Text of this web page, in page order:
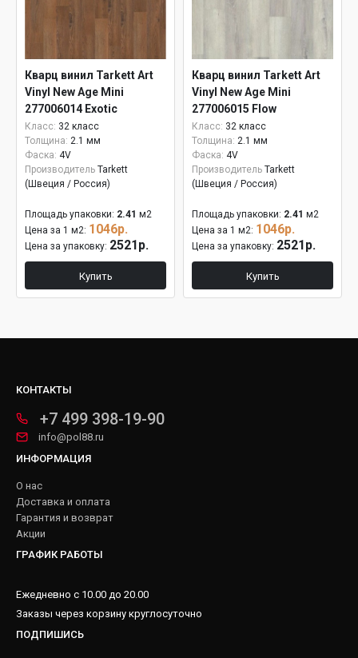
Кварц винил Tarkett Art
Vinyl New Age Mini
277006014 Exotic
Класс: 32 класс
Толщина: 2.1 мм
Фаска: 4V
Производитель Tarkett
(Швеция / Россия)
Площадь упаковки: 2.41 м2
Цена за 1 м2: 1046р.
Цена за упаковку: 2521р.
Купить
Кварц винил Tarkett Art
Vinyl New Age Mini
277006015 Flow
Класс: 32 класс
Толщина: 2.1 мм
Фаска: 4V
Производитель Tarkett
(Швеция / Россия)
Площадь упаковки: 2.41 м2
Цена за 1 м2: 1046р.
Цена за упаковку: 2521р.
Купить
КОНТАКТЫ
+7 499 398-19-90
info@pol88.ru
ИНФОРМАЦИЯ
О нас
Доставка и оплата
Гарантия и возврат
Акции
ГРАФИК РАБОТЫ
Ежедневно с 10.00 до 20.00
Заказы через корзину круглосуточно
ПОДПИШИСЬ